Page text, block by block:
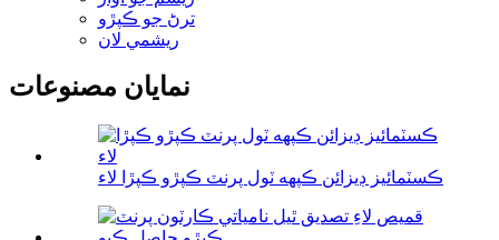
ترڻ جو ڪپڙو
ريشمي لان
نمايان مصنوعات
ڪسٽمائيز ڊيزائن ڪپهه ٽول پرنٽ ڪپڙو ڪپڙا لاء